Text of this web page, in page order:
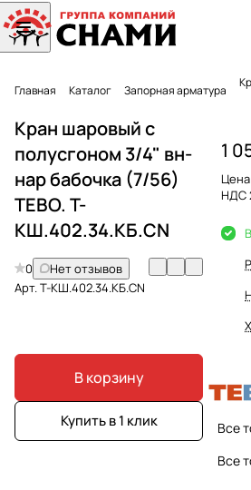
Главная Каталог Запорная арматура
Кран шаровый с
полусгоном 3/4" вн-
нар бабочка (7/56)
ТЕВО. T-
КШ.402.34.КБ.CN
0
Нет отзывов
Арт.T-КШ.402.34.КБ.CN
В корзину
Купить в 1 клик
1
Цена
НДС
Все
Все